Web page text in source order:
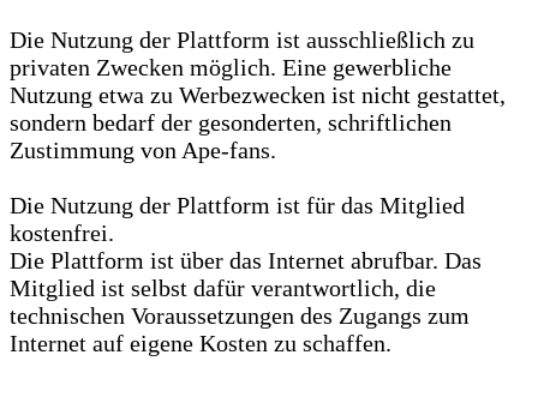
Die Nutzung der Plattform ist ausschließlich zu
privaten Zwecken möglich. Eine gewerbliche
Nutzung etwa zu Werbezwecken ist nicht gestattet,
sondern bedarf der gesonderten, schriftlichen
Zustimmung von Ape-fans.
Die Nutzung der Plattform ist für das Mitglied
kostenfrei.
Die Plattform ist über das Internet abrufbar. Das
Mitglied ist selbst dafür verantwortlich, die
technischen Voraussetzungen des Zugangs zum
Internet auf eigene Kosten zu schaffen.